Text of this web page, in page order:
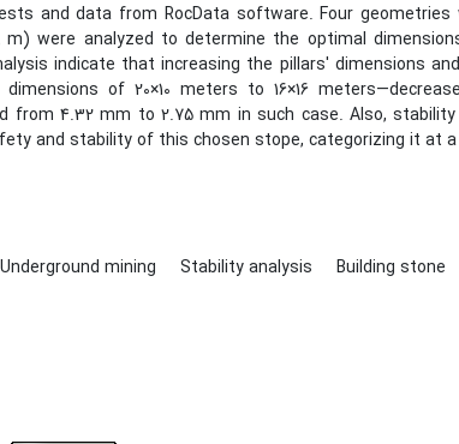
and data from RocData software. Four geometries
m) were analyzed to determine the optimal
indicate that increasing the pillars' dimensions
of 20×10 meters to 16×16
from 4.32 mm to 2.75 mm in such case. Also,
and stability of this chosen stope, categorizing it at a
Underground mining Stability analysis Building stone